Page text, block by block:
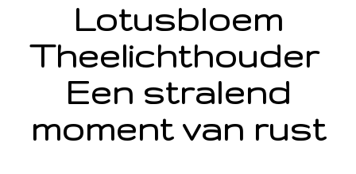
Lotusbloem
Theelichthouder
Een stralend
moment van rust